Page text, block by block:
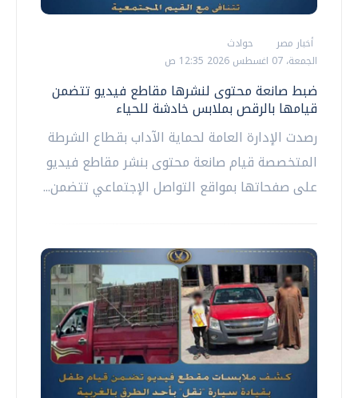
أخبار مصر
حوادث
الجمعة، 07 اغسطس 2026 12:35 ص
ضبط صانعة محتوى لنشرها مقاطع فيديو تتضمن
قيامها بالرقص بملابس خادشة للحياء
رصدت الإدارة العامة لحماية الآداب بقطاع الشرطة
المتخصصة قيام صانعة محتوى بنشر مقاطع فيديو
على صفحاتها بمواقع التواصل الإجتماعي تتضمن...